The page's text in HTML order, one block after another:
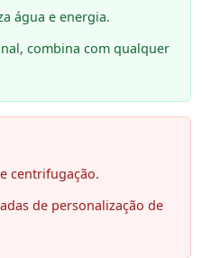
água e energia.
combina com qualquer
centrifugação.
de personalização de